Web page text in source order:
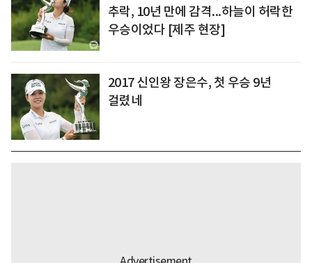
추락, 10년 만에 감격...하늘이 허락한
우승이었다 [제주 현장]
2017 신인왕 장은수, 첫 우승 9년
걸렸네